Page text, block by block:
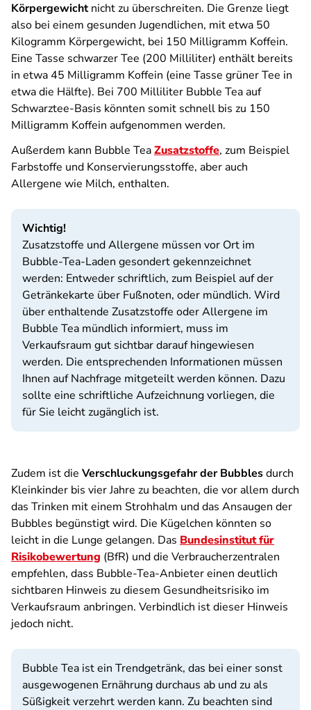
Körpergewichtnicht zu überschreiten. Die Grenze liegt
also bei einem gesunden Jugendlichen, mit etwa 50
Kilogramm Körpergewicht, bei 150 Milligramm Koffein.
Eine Tasse schwarzer Tee (200 Milliliter) enthält bereits
in etwa 45 Milligramm Koffein (eine Tasse grüner Tee in
etwa die Hälfte). Bei 700 Milliliter Bubble Tea auf
Schwarztee-Basis könnten somit schnell bis zu 150
Milligramm Koffein aufgenommen werden.
Außerdem kann Bubble TeaZusatzstoffe, zum Beispiel
Farbstoffe und Konservierungsstoffe, aber auch
Allergene wie Milch, enthalten.
Wichtig!
Zusatzstoffe und Allergene müssen vor Ort im
Bubble-Tea-Laden gesondert gekennzeichnet
werden: Entweder schriftlich, zum Beispiel auf der
Getränkekarte über Fußnoten, oder mündlich. Wird
über enthaltende Zusatzstoffe oder Allergene im
Bubble Tea mündlich informiert, muss im
Verkaufsraum gut sichtbar darauf hingewiesen
werden. Die entsprechenden Informationen müssen
Ihnen auf Nachfrage mitgeteilt werden können. Dazu
sollte eine schriftliche Aufzeichnung vorliegen, die
für Sie leicht zugänglich ist.
Zudem ist die Verschluckungsgefahr der Bubblesdurch
Kleinkinder bis vier Jahre zu beachten, die vor allem durch
das Trinken mit einem Strohhalm und das Ansaugen der
Bubbles begünstigt wird. Die Kügelchen könnten so
leicht in die Lunge gelangen. Das Bundesinstitut für
Risikobewertung (BfR) und die Verbraucherzentralen
empfehlen, dass Bubble-Tea-Anbieter einen deutlich
sichtbaren Hinweis zu diesem Gesundheitsrisiko im
Verkaufsraum anbringen. Verbindlich ist dieser Hinweis
jedoch nicht.
Bubble Tea ist ein Trendgetränk, das bei einer sonst
ausgewogenen Ernährung durchaus ab und zu als
Süßigkeit verzehrt werden kann. Zu beachten sind